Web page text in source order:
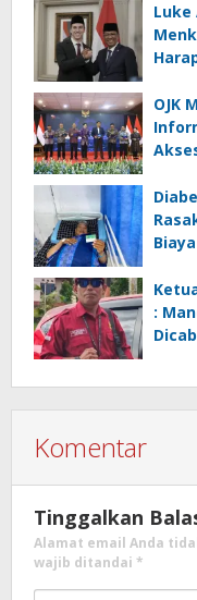
Luke
OJK
:
Komentar
Tinggalkan
Alamat email Anda
wajib ditandai *